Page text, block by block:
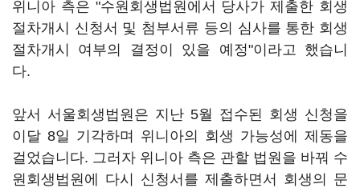
위니아 측은 "수원회생법원에서 당사가 제출한 회생
절차개시 신청서 및 첨부서류 등의 심사를 통한 회생
절차개시 여부의 결정이 있을 예정"이라고 했습니
다.
앞서 서울회생법원은 지난 5월 접수된 회생 신청을
이달 8일 기각하며 위니아의 회생 가능성에 제동을
걸었습니다. 그러자 위니아 측은 관할 법원을 바꿔 수
원회생법원에 다시 신청서를 제출하면서 회생의 문